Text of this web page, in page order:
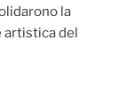
la
artistica del